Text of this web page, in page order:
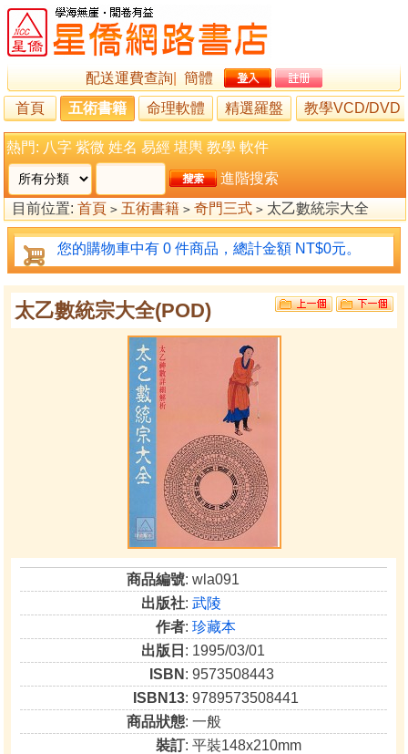
配送運費查詢
簡體
首頁
五術書籍 命理軟體 精選羅盤 教學VCD/DVD
熱門: 八字 紫微 姓名 易經 堪輿 教學 軟件
進階搜索
目前位置: 首頁 > 五術書籍 > 奇門三式 > 太乙數統宗大全
(POD)
您的購物車中有 0 件商品，總計金額 NT$0元。
太乙數統宗大全(POD)
商品編號: wla091
出版社:武陵
作者:珍藏本
出版日 : 1995/03/01
ISBN : 9573508443
ISBN13: 9789573508441
商品狀態: 一般
裝訂: 平裝148x210mm